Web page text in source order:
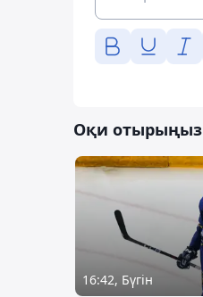
Оқи отырыңыз
16:42, Бүгін